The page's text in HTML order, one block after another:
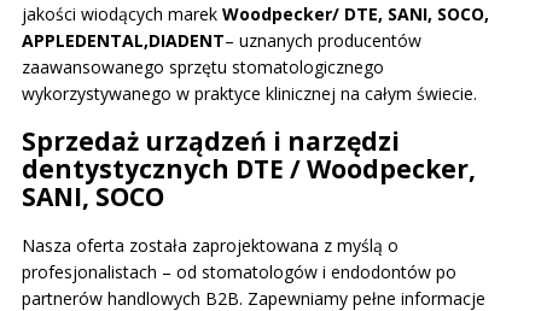
jakości wiodących marek Woodpecker/ DTE, SANI, SOCO,
APPLEDENTAL,DIADENT– uznanych producentów
zaawansowanego sprzętu stomatologicznego
wykorzystywanego w praktyce klinicznej na całym świecie.
Sprzedaż urządzeń i narzędzi
dentystycznych DTE / Woodpecker,
SANI, SOCO
Nasza oferta została zaprojektowana z myślą o
profesjonalistach – od stomatologów i endodontów po
partnerów handlowych B2B. Zapewniamy pełne informacje